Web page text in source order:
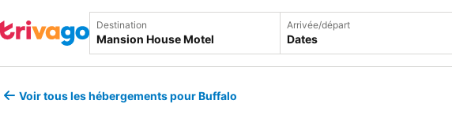
Destination Arrivée/départ
Dates
Voir tous les hébergements pour Buffalo